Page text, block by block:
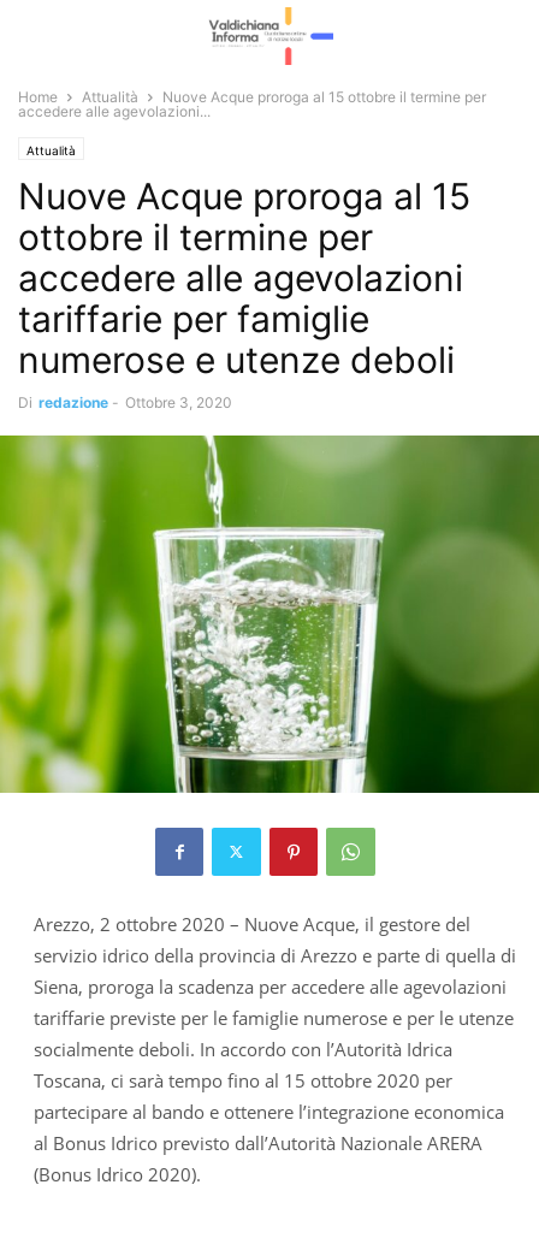
Home Attualità
Nuove Acque proroga al 15 ottobre il termine per
accedere alle agevolazioni...
Attualità
Nuove Acque proroga al 15
ottobre il termine per
accedere alle agevolazioni
tariffarie per famiglie
numerose e utenze deboli
Di redazione - Ottobre 3, 2020
Arezzo, 2 ottobre 2020 – Nuove Acque, il gestore del
servizio idrico della provincia di Arezzo e parte di quella di
Siena, proroga la scadenza per accedere alle agevolazioni
tariffarie previste per le famiglie numerose e per le utenze
socialmente deboli. In accordo con l’Autorità Idrica
Toscana, ci sarà tempo fino al 15 ottobre 2020 per
partecipare al bando e ottenere l’integrazione economica
al Bonus Idrico previsto dall’Autorità Nazionale ARERA
(Bonus Idrico 2020).